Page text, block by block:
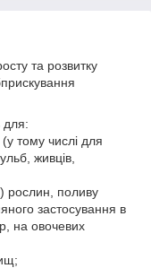
та розвитку
для:
тому числі для
живців,
рослин, поливу
застосування в
на овочевих